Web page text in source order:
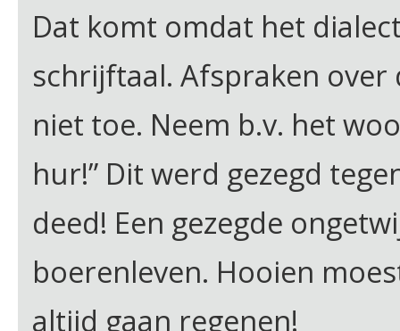
Dat komt omdat het
schrijftaal. Afspraken
niet toe. Neem b.v. het
hur!” Dit werd gezegd
deed! Een gezegde
boerenleven. Hooien
altijd gaan regenen!